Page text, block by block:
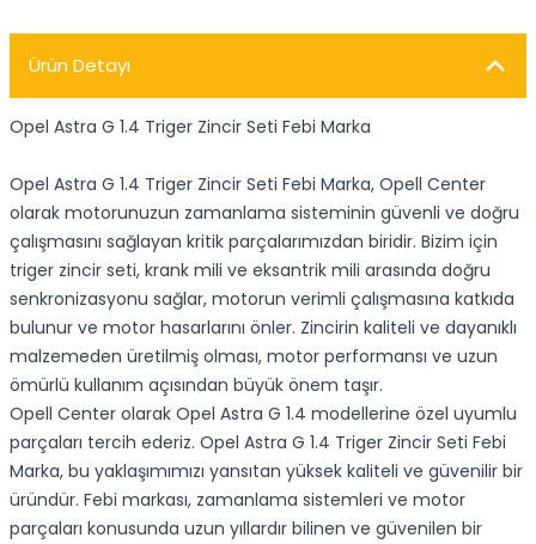
Ürün Detayı
Opel Astra G 1.4 Triger Zincir Seti Febi Marka
Opel Astra G 1.4 Triger Zincir Seti Febi Marka, Opell Center
olarak motorunuzun zamanlama sisteminin güvenli ve doğru
çalışmasını sağlayan kritik parçalarımızdan biridir. Bizim için
triger zincir seti, krank mili ve eksantrik mili arasında doğru
senkronizasyonu sağlar, motorun verimli çalışmasına katkıda
bulunur ve motor hasarlarını önler. Zincirin kaliteli ve dayanıklı
malzemeden üretilmiş olması, motor performansı ve uzun
ömürlü kullanım açısından büyük önem taşır.
Opell Center olarak Opel Astra G 1.4 modellerine özel uyumlu
parçaları tercih ederiz. Opel Astra G 1.4 Triger Zincir Seti Febi
Marka, bu yaklaşımımızı yansıtan yüksek kaliteli ve güvenilir bir
üründür. Febi markası, zamanlama sistemleri ve motor
parçaları konusunda uzun yıllardır bilinen ve güvenilen bir